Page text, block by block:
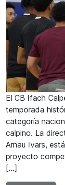
El CB Ifach
temporada
categoría
calpino. La
Arnau Ivars,
proyecto
[…]